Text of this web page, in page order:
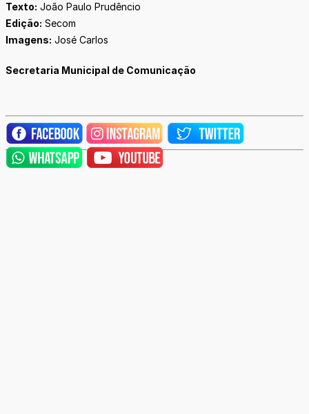
Texto: João Paulo Prudêncio
Edição: Secom
Imagens: José Carlos
Secretaria Municipal de Comunicação